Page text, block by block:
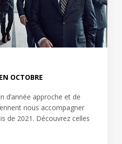
OCTOBRE
d’année approche et de
nous accompagner
de 2021. Découvrez celles